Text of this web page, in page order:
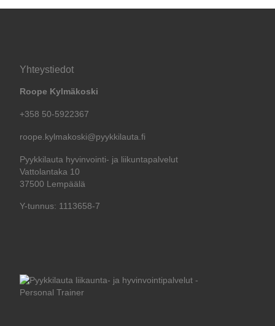
Yhteystiedot
Roope Kylmäkoski
+358 50-5922367
roope.kylmakoski@pyykkilauta.fi
Pyykkilauta hyvinvointi- ja liikuntapalvelut
Vattolantaka 10
37500 Lempäälä
Y-tunnus: 1113658-7